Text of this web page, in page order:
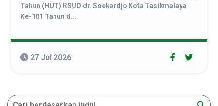
Tahun (HUT) RSUD dr. Soekardjo Kota Tasikmalaya
Ke-101 Tahun d...
27 Jul 2026